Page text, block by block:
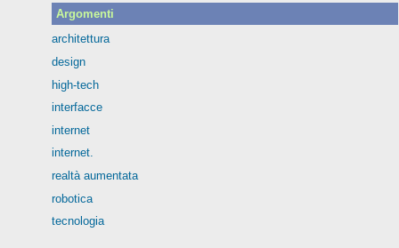
Argomenti
architettura
design
high-tech
interfacce
internet
internet.
realtà aumentata
robotica
tecnologia